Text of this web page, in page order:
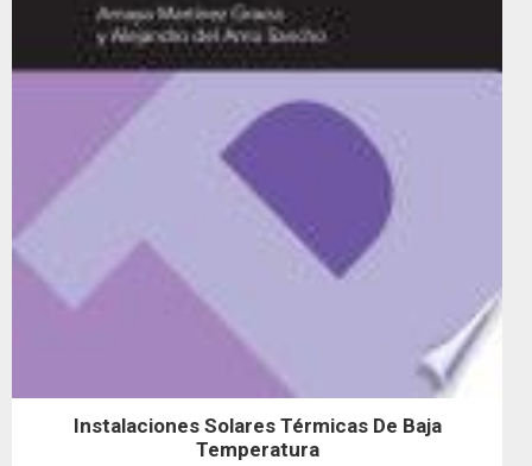
Instalaciones Solares Térmicas De Baja
Temperatura